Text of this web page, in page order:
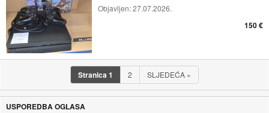
Objavljen:27.07.2026.
150 €
Stranica 1 2 SLJEDEĆA »
USPOREDBA OGLASA